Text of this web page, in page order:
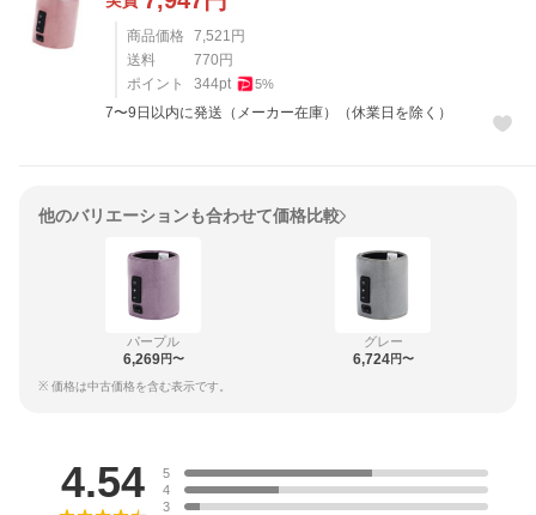
商品価格 7,521 円
送料
770 円
ポイント
344pt 5%
7〜9日以内に発送（メーカー在庫）（休業日を除く）
他のバリエーションも合わせて価格比較
パープル
6,269円〜
グレー
6,724円〜
※ 価格は中古価格を含む表示です。
4.54
5
4
3